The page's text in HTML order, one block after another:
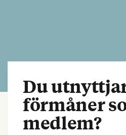
Du
förmåner
medlem?